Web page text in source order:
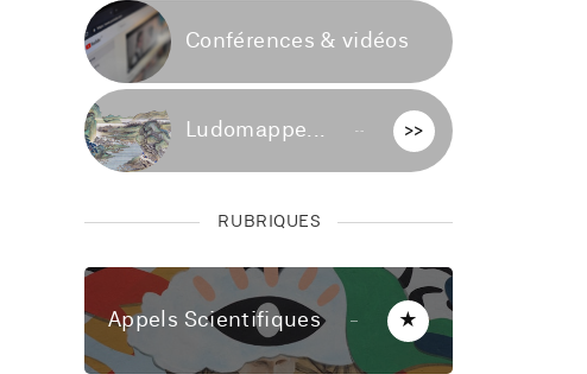
Conférences & vidéos
Ludomappe... >>
RUBRIQUES
Appels Scientifiques ★